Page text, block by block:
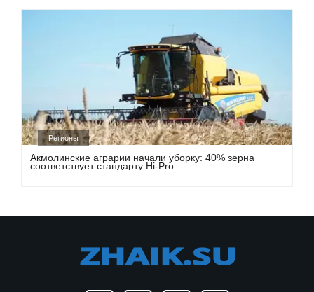
Регионы
Акмолинские аграрии начали уборку: 40% зерна
соответствует стандарту Hi-Pro